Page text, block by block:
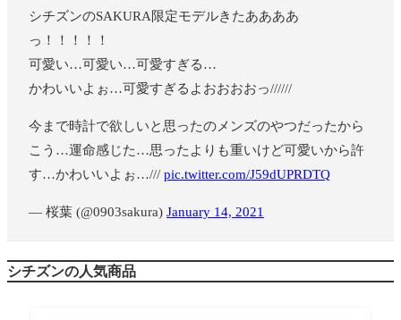
シチズンのSAKURA限定モデルきたああああ
っ！！！！！
可愛い…可愛い…可愛すぎる…
かわいいよぉ…可愛すぎるよおおおおっ//////
今まで時計で欲しいと思ったのメンズのやつだったから
こう…運命感じた…思ったよりも重いけど可愛いから許
す…かわいいよぉ…/// pic.twitter.com/J59dUPRDTQ
— 桜葉 (@0903sakura) January 14, 2021
シチズンの人気商品